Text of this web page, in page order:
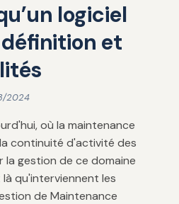
logiciel
définition et
2024
où la maintenance
continuité d'activité des
la gestion de ce domaine
qu'interviennent les
de Maintenance